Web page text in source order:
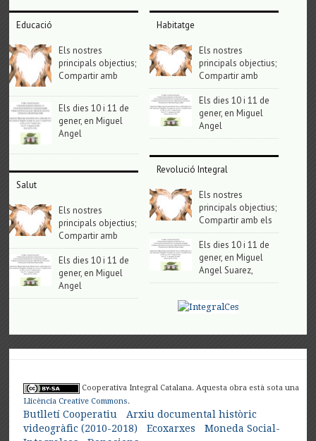
Educació
Els nostres
principals objectius;
Compartir amb
Els dies 10 i 11 de
gener, en Miguel
Angel
Salut
Els nostres
principals objectius;
Compartir amb
Els dies 10 i 11 de
gener, en Miguel
Angel
Habitatge
Els nostres
principals objectius;
Compartir amb
Els dies 10 i 11 de
gener, en Miguel
Angel
Revolució Integral
Els nostres
principals objectius;
Compartir amb els
Els dies 10 i 11 de
gener, en Miguel
Angel Suarez,
Cooperativa Integral Catalana. Aquesta obra està sota una
Llicència Creative Commons.
Butlletí Cooperatiu
Arxiu documental històric
videogràfic (2010-2018)
Ecoxarxes
Moneda Social-